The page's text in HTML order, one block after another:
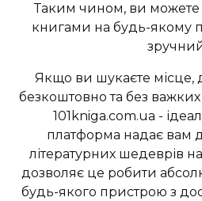
Таким чином, ви можете
книгами на будь-якому
Якщо ви шукаєте місце,
безкоштовно та без
101kniga.com.ua -
платформа надає вам
літературних шедеврів на
дозволяє це робити
будь-якого пристрою з